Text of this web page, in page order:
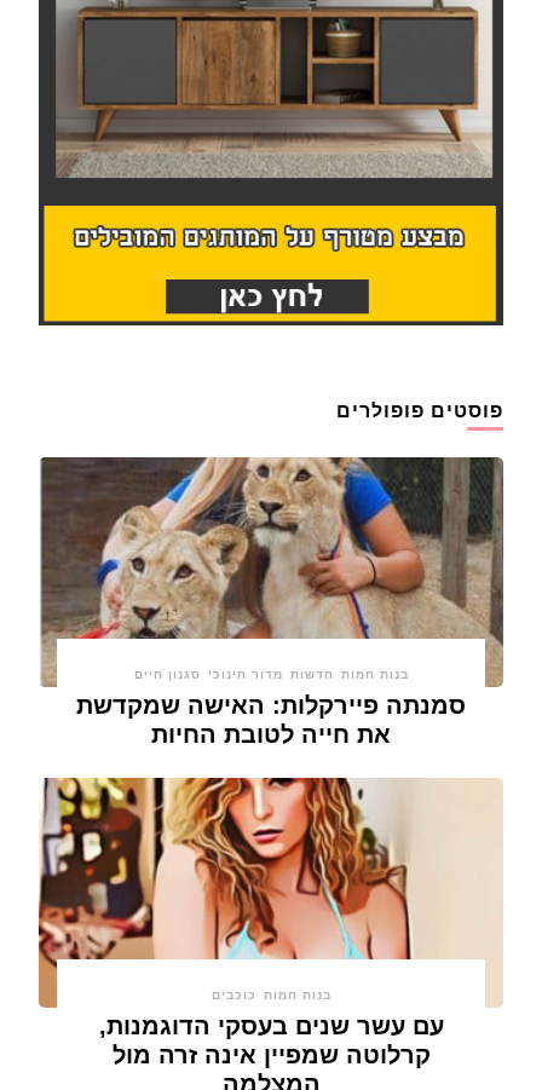
פוסטים פופולרים
בנות חמות חדשות מדור חינוכי סגנון חיים
סמנתה פיירקלות: האישה שמקדשת
את חייה לטובת החיות
בנות חמות כוכבים
עם עשר שנים בעסקי הדוגמנות,
קרלוטה שמפיין אינה זרה מול
המצלמה